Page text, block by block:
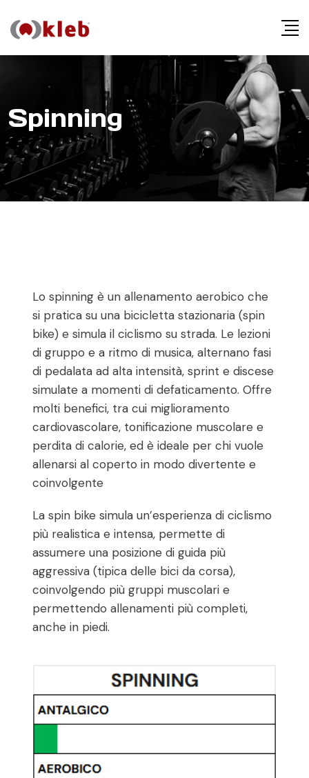
Spinning
Lo spinning è un allenamento aerobico che
si pratica su una bicicletta stazionaria (spin
bike) e simula il ciclismo su strada. Le lezioni
di gruppo e a ritmo di musica, alternano fasi
di pedalata ad alta intensità, sprint e discese
simulate a momenti di defaticamento. Offre
molti benefici, tra cui miglioramento
cardiovascolare, tonificazione muscolare e
perdita di calorie, ed è ideale per chi vuole
allenarsi al coperto in modo divertente e
coinvolgente
La spin bike simula un’esperienza di ciclismo
più realistica e intensa, permette di
assumere una posizione di guida più
aggressiva (tipica delle bici da corsa),
coinvolgendo più gruppi muscolari e
permettendo allenamenti più completi,
anche in piedi.